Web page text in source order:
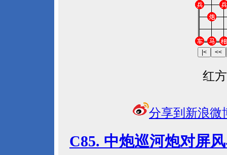
红
分享到新浪微
C85. 中炮巡河炮对屏